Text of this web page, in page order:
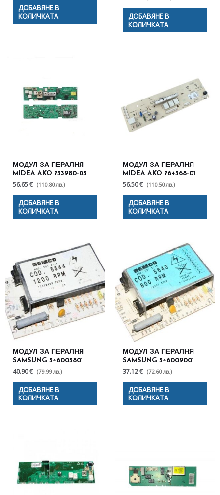
ДОБАВЯНЕ В
КОЛИЧКАТА
ДОБАВЯНЕ В
КОЛИЧКАТА
МОДУЛ ЗА ПЕРАЛНЯ
MIDEA AKO 733980-05
56.65 € (110.80 лв.)
ДОБАВЯНЕ В
КОЛИЧКАТА
МОДУЛ ЗА ПЕРАЛНЯ
MIDEA AKO 764368-01
56.50 € (110.50 лв.)
ДОБАВЯНЕ В
КОЛИЧКАТА
МОДУЛ ЗА ПЕРАЛНЯ
SAMSUNG 546005801
40.90 € (79.99 лв.)
ДОБАВЯНЕ В
КОЛИЧКАТА
МОДУЛ ЗА ПЕРАЛНЯ
SAMSUNG 546009001
37.12 € (72.60 лв.)
ДОБАВЯНЕ В
КОЛИЧКАТА